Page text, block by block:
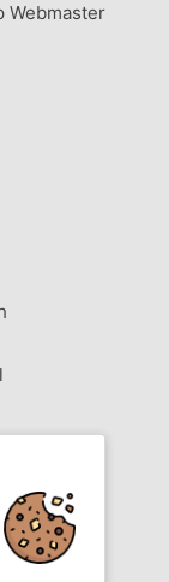
Webmaster